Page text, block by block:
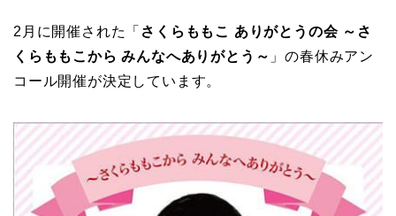
2月に開催された「 さくらももこ ありがとうの会 ～さ
くらももこから みんなへありがとう～ 」の春休みアン
コール開催が決定しています。